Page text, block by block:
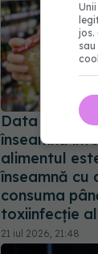
Data de pe
înseamnă
alimentul
înseamnă cu
consuma
toxiinfecție
21 iul 2026, 21:48
jos.